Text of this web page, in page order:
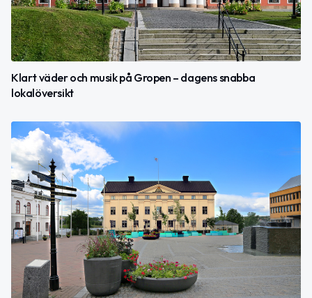
Klart väder och musik på Gropen – dagens snabba
lokalöversikt